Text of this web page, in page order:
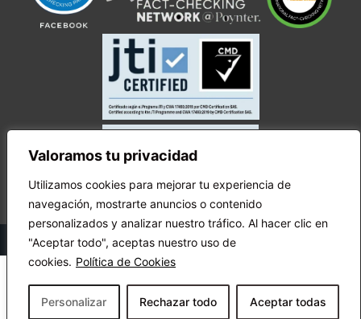
Valoramos tu privacidad
Utilizamos cookies para mejorar tu experiencia de
navegación, mostrarte anuncios o contenido
personalizados y analizar nuestro tráfico. Al hacer clic en
"Aceptar todo", aceptas nuestro uso de
cookies. Política de Cookies
Personalizar Rechazar todo Aceptar todas
© Copyright Ecuador Chequea 2025.
¡Apóyanos!